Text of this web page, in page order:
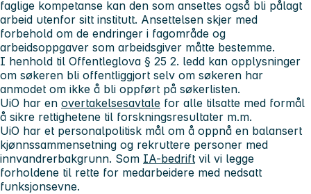
faglige kompetanse kan den som ansettes også bli pålagt
arbeid utenfor sitt institutt. Ansettelsen skjer med
forbehold om de endringer i fagområde og
arbeidsoppgaver som arbeidsgiver måtte bestemme.
I henhold til Offentleglova § 25 2. ledd kan opplysninger
om søkeren bli offentliggjort selv om søkeren har
anmodet om ikke å bli oppført på søkerlisten.
UiO har en overtakelsesavtale for alle tilsatte med formål
å sikre rettighetene til forskningsresultater m.m.
UiO har et personalpolitisk mål om å oppnå en balansert
kjønnssammensetning og rekruttere personer med
innvandrerbakgrunn. Som IA-bedrift vil vi legge
forholdene til rette for medarbeidere med nedsatt
funksjonsevne.